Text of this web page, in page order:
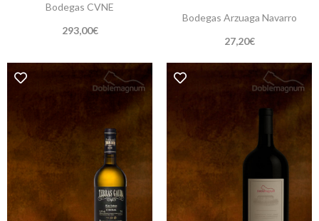
Bodegas CVNE
293,00€
Bodegas Arzuaga Navarro
27,20€